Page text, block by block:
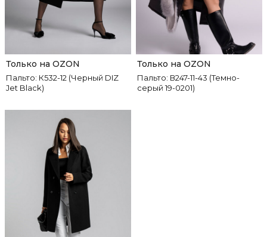
Пальто: К532-12 (Черный DIZ
Jet Black)
Только на OZON
Пальто: В247-11-43 (Темно-
серый 19-0201)
Только на OZON